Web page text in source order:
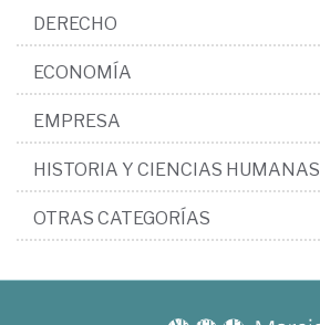
DERECHO
ECONOMÍA
EMPRESA
HISTORIA Y CIENCIAS HUMANAS
OTRAS CATEGORÍAS